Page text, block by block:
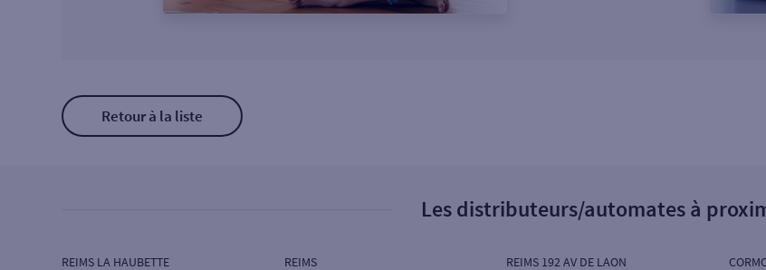
Retour à la liste
Les distributeurs/automates à
REIMS LA HAUBETTE REIMS REIMS 192 AV DE LAON